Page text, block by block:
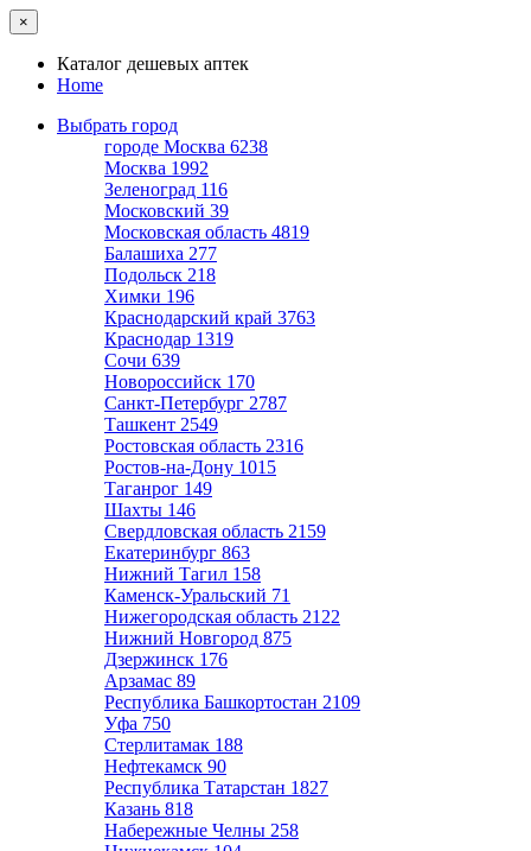
×
Каталог дешевых аптек
Home
Выбрать город
городе Москва 6238
Москва 1992
Зеленоград 116
Московский 39
Московская область 4819
Балашиха 277
Подольск 218
Химки 196
Краснодарский край 3763
Краснодар 1319
Сочи 639
Новороссийск 170
Санкт-Петербург 2787
Ташкент 2549
Ростовская область 2316
Ростов-на-Дону 1015
Таганрог 149
Шахты 146
Свердловская область 2159
Екатеринбург 863
Нижний Тагил 158
Каменск-Уральский 71
Нижегородская область 2122
Нижний Новгород 875
Дзержинск 176
Арзамас 89
Республика Башкортостан 2109
Уфа 750
Стерлитамак 188
Нефтекамск 90
Республика Татарстан 1827
Казань 818
Набережные Челны 258